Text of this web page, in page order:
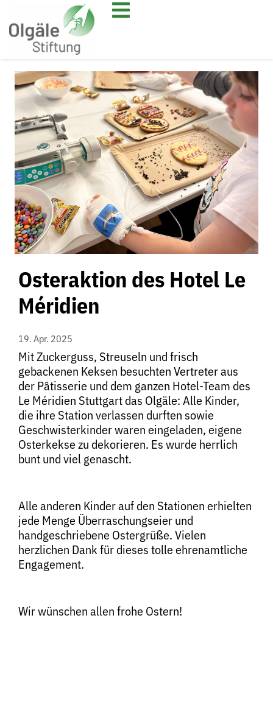
Osteraktion des Hotel Le
Méridien
19. Apr. 2025
Mit Zuckerguss, Streuseln und frisch
gebackenen Keksen besuchten Vertreter aus
der Pâtisserie und dem ganzen Hotel-Team des
Le Méridien Stuttgart das Olgäle: Alle Kinder,
die ihre Station verlassen durften sowie
Geschwisterkinder waren eingeladen, eigene
Osterkekse zu dekorieren. Es wurde herrlich
bunt und viel genascht.
Alle anderen Kinder auf den Stationen erhielten
jede Menge Überraschungseier und
handgeschriebene Ostergrüße. Vielen
herzlichen Dank für dieses tolle ehrenamtliche
Engagement.
Wir wünschen allen frohe Ostern!